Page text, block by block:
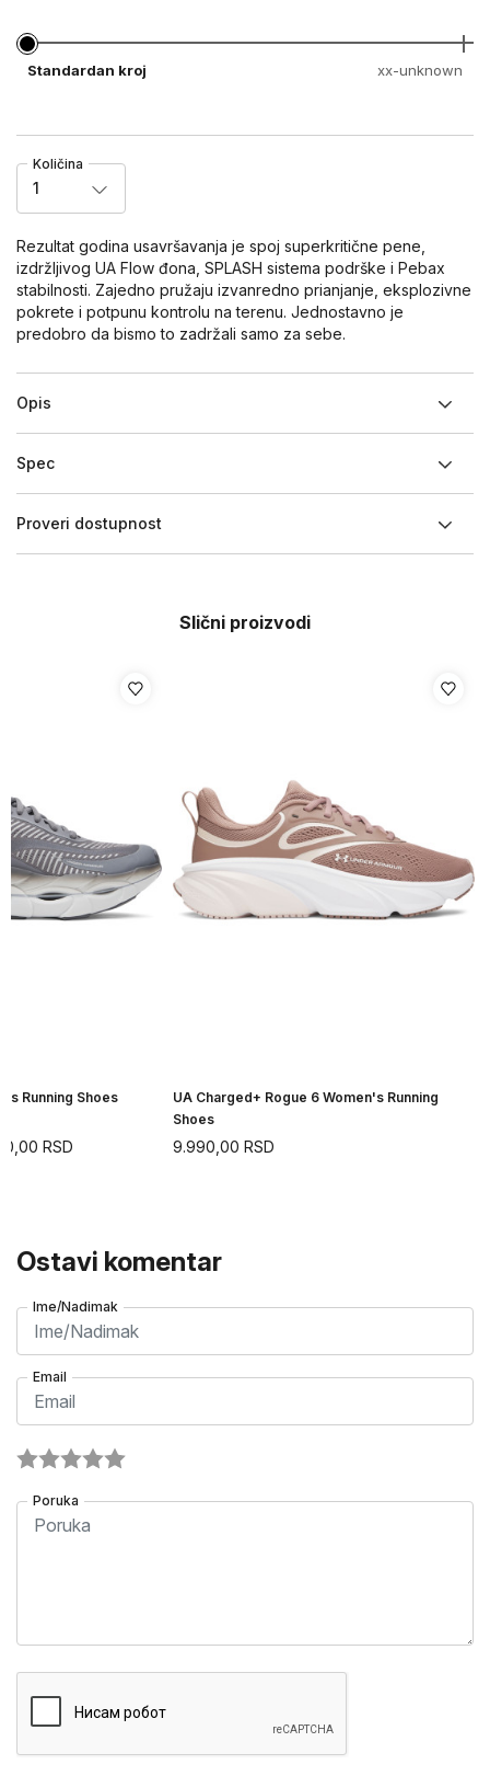
Standardan kroj xx-unknown
Količina
1
Rezultat godina usavršavanja je spoj superkritične pene,
izdržljivog UA Flow đona, SPLASH sistema podrške i Pebax
stabilnosti. Zajedno pružaju izvanredno prianjanje, eksplozivne
pokrete i potpunu kontrolu na terenu. Jednostavno je
predobro da bismo to zadržali samo za sebe.
Opis
Spec
Proveri dostupnost
Slični proizvodi
Running Shoes
RSD
UA Charged+ Rogue 6 Women's Running
Shoes
9.990,00 RSD
Ostavi komentar
Ime/Nadimak
Email
Poruka